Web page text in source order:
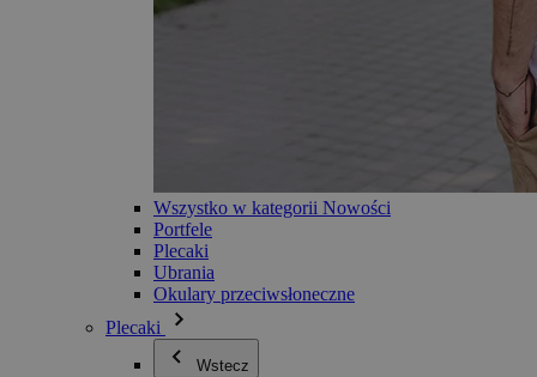
Wszystko w kategorii Nowości
Portfele
Plecaki
Ubrania
Okulary przeciwsłoneczne
Plecaki
Wstecz